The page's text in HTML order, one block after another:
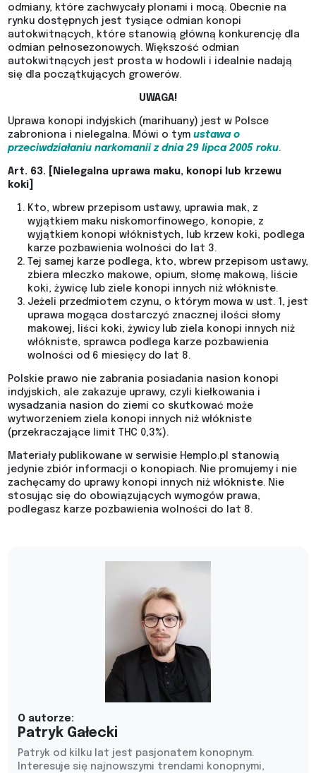
odmiany, które zachwycały plonami i mocą. Obecnie na
rynku dostępnych jest tysiące odmian konopi
autokwitnących, które stanowią główną konkurencję dla
odmian pełnosezonowych. Większość odmian
autokwitnących jest prosta w hodowli i idealnie nadają
się dla początkujących growerów.
UWAGA!
Uprawa konopi indyjskich (marihuany) jest w Polsce
zabroniona i nielegalna. Mówi o tym ustawa o
przeciwdziałaniu narkomanii z dnia 29 lipca 2005 roku.
Art. 63. [Nielegalna uprawa maku, konopi lub krzewu
koki]
Kto, wbrew przepisom ustawy, uprawia mak, z
wyjątkiem maku niskomorfinowego, konopie, z
wyjątkiem konopi włóknistych, lub krzew koki, podlega
karze pozbawienia wolności do lat 3.
Tej samej karze podlega, kto, wbrew przepisom ustawy,
zbiera mleczko makowe, opium, słomę makową, liście
koki, żywicę lub ziele konopi innych niż włókniste.
Jeżeli przedmiotem czynu, o którym mowa w ust. 1, jest
uprawa mogąca dostarczyć znacznej ilości słomy
makowej, liści koki, żywicy lub ziela konopi innych niż
włókniste, sprawca podlega karze pozbawienia
wolności od 6 miesięcy do lat 8.
Polskie prawo nie zabrania posiadania nasion konopi
indyjskich, ale zakazuje uprawy, czyli kiełkowania i
wysadzania nasion do ziemi co skutkować może
wytworzeniem ziela konopi innych niż włókniste
(przekraczające limit THC 0,3%).
Materiały publikowane w serwisie Hemplo.pl stanowią
jedynie zbiór informacji o konopiach. Nie promujemy i nie
zachęcamy do uprawy konopi innych niż włókniste. Nie
stosując się do obowiązujących wymogów prawa,
podlegasz karze pozbawienia wolności do lat 8.
O autorze:
Patryk Gałecki
Patryk od kilku lat jest pasjonatem konopnym.
Interesuje się najnowszymi trendami konopnymi,